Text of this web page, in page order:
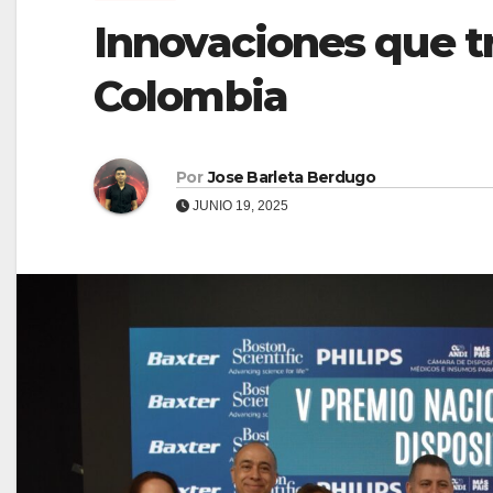
Innovaciones que
Colombia
Por Jose Barleta Berdugo
JUNIO 19, 2025